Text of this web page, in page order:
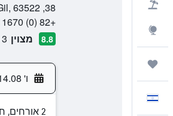
38, Sinhwayeoksa-ro 304Beon-Gil, 63522, סאוגוויפו, ג'ג'ו דו, דרום קוריאה
+82 (0) 1670 8800
8.8 מצוין
ו' 14.08
2 אורחים, חדר 1